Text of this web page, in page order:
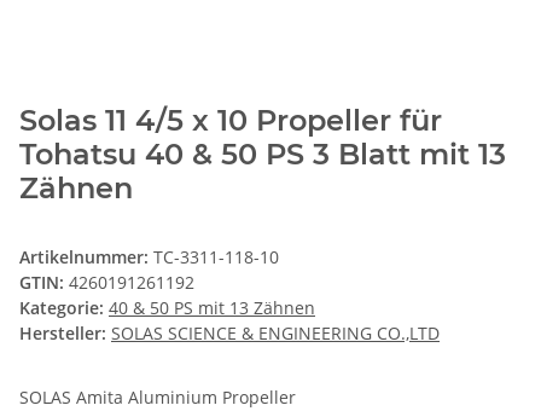
Solas 11 4/5 x 10 Propeller für
Tohatsu 40 & 50 PS 3 Blatt mit 13
Zähnen
Artikelnummer: TC-3311-118-10
GTIN: 4260191261192
Kategorie: 40 & 50 PS mit 13 Zähnen
Hersteller: SOLAS SCIENCE & ENGINEERING CO.,LTD
SOLAS Amita Aluminium Propeller